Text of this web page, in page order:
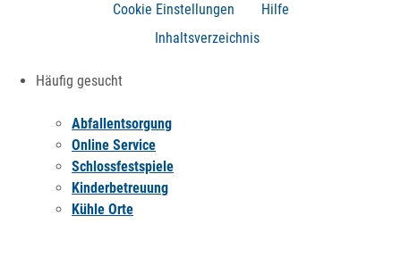
Cookie Einstellungen
Hilfe
Inhaltsverzeichnis
Häufig gesucht
Abfallentsorgung
Online Service
Schlossfestspiele
Kinderbetreuung
Kühle Orte